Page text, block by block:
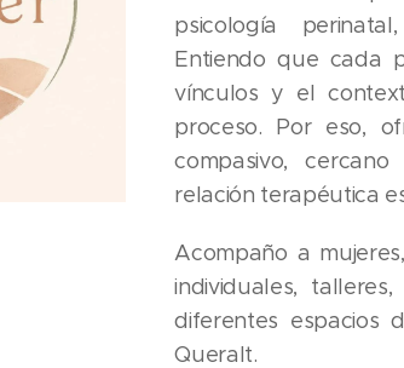
psicología
Entiendo que cada
vínculos y el
proceso. Por eso,
compasivo,
relación terapéutica
Acompaño a
individuales,
diferentes espacios
Queralt.